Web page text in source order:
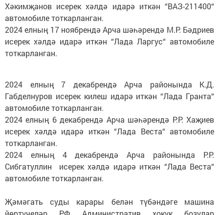
Хәкимҗанов исерек хәлдә идарә иткән “ВАЗ-211400“
автомобиле тоткарланган.
2024 елның 17 ноябрендә Арча шәһәрендә М.Р. Бәдриев
исерек хәлдә идарә иткән “Лада Ларгус“ автомобиле
тоткарланган.
2024 елның 7 декабрендә Арча районында К.Д.
Габделнуров исерек килеш идарә иткән “Лада Гранта“
автомобиле тоткарланган.
2024 елның 6 декабрендә Арча шәһәрендә Р.Р. Хаҗиев
исерек хәлдә идарә иткән “Лада Веста“ автомобиле
тоткарланган.
2024 елның 4 декабрендә Арча районында Р.Р.
Сибгатуллин исерек хәлдә идарә иткән “Лада Веста“
автомобиле тоткарланган.
Җәмәгать суды карары белән түбәндәге машина